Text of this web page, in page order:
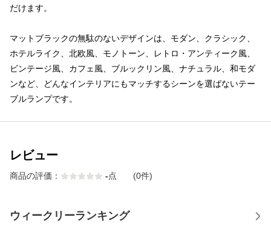
だけます。
マットブラックの無駄のないデザインは、モダン、クラシック、
ホテルライク、北欧風、モノトーン、レトロ・アンティーク風、
ビンテージ風、カフェ風、ブルックリン風、ナチュラル、和モダ
ンなど、どんなインテリアにもマッチするシーンを選ばないテー
ブルランプです。
レビュー
商品の評価： -点 (0件)
ウィークリーランキング